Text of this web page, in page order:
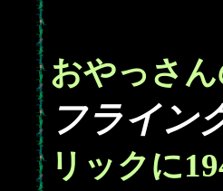
おやっさん
フライン
リックに